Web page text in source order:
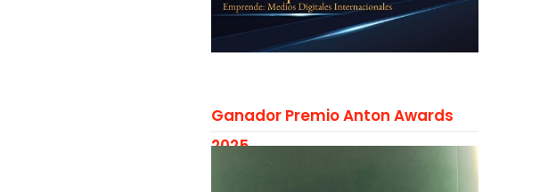
Ganador Premio Anton Awards
2025